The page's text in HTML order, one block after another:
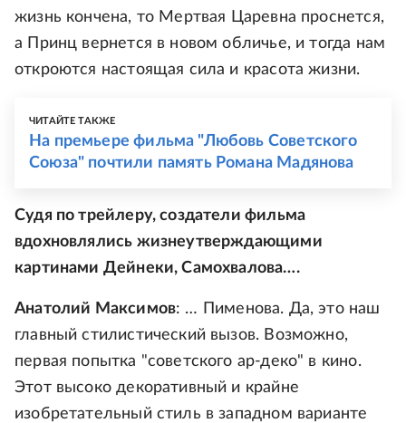
жизнь кончена, то Мертвая Царевна проснется,
а Принц вернется в новом обличье, и тогда нам
откроются настоящая сила и красота жизни.
ЧИТАЙТЕ ТАКЖЕ
На премьере фильма "Любовь Советского
Союза" почтили память Романа Мадянова
Судя по трейлеру, создатели фильма
вдохновлялись жизнеутверждающими
картинами Дейнеки, Самохвалова….
Анатолий Максимов: … Пименова. Да, это наш
главный стилистический вызов. Возможно,
первая попытка "советского ар-деко" в кино.
Этот высоко декоративный и крайне
изобретательный стиль в западном варианте